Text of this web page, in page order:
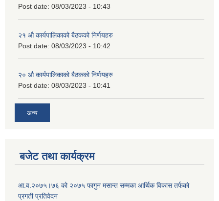
Post date: 08/03/2023 - 10:43
२‍१ औ कार्यपालिकाको बैठकको निर्णयहरु
Post date: 08/03/2023 - 10:42
२‍० औ कार्यपालिकाको बैठकको निर्णयहरु
Post date: 08/03/2023 - 10:41
अन्य
बजेट तथा कार्यक्रम
आ.व.२०७५।७६ को २०७५ फागुन मसान्त सम्मका आर्थिक विकास तर्फको
प्रगती प्रतिवेदन